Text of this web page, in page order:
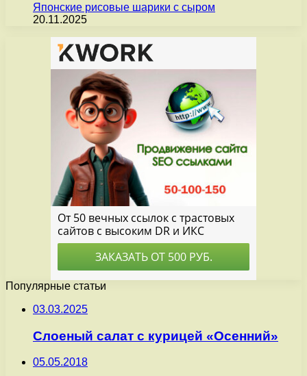
Японские рисовые шарики с сыром
20.11.2025
Популярные статьи
03.03.2025
Слоеный салат с курицей «Осенний»
05.05.2018